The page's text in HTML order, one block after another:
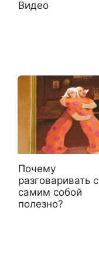
Видео
Почему
разговаривать с
самим собой
полезно?